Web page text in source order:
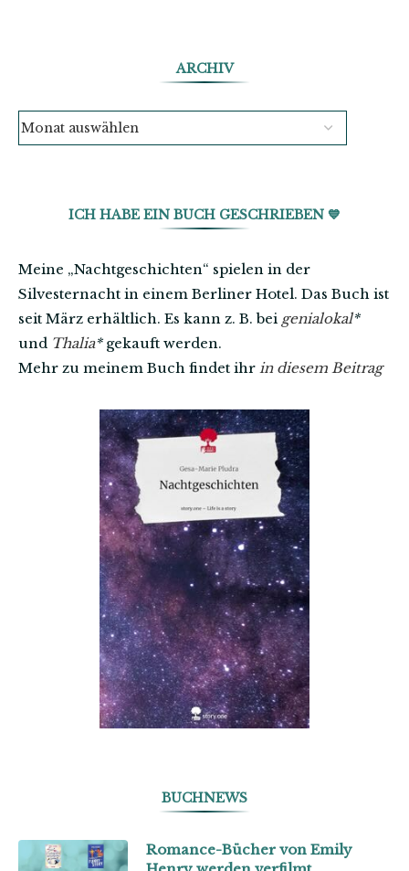
ARCHIV
ICH HABE EIN BUCH GESCHRIEBEN 💙
Meine „Nachtgeschichten“ spielen in der
Silvesternacht in einem Berliner Hotel. Das Buch ist
seit März erhältlich. Es kann z. B. bei genialokal*
und Thalia*gekauft werden.
Mehr zu meinem Buch findet ihr in diesem Beitrag
BUCHNEWS
Romance-Bücher von Emily